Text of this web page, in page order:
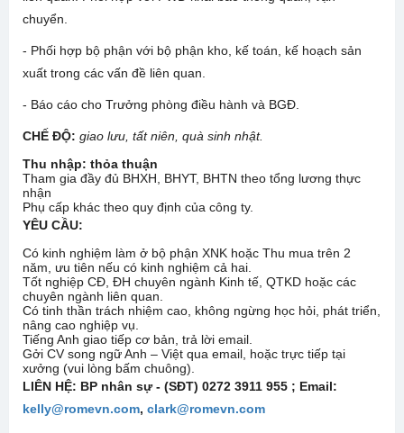
chuyển.
- Phối hợp bộ phận với bộ phận kho, kế toán, kế hoạch sản
xuất trong các vấn đề liên quan.
- Báo cáo cho Trưởng phòng điều hành và BGĐ.
CHẾ ĐỘ: giao lưu, tất niên, quà sinh nhật.
Thu nhập: thỏa thuận
Tham gia đầy đủ BHXH, BHYT, BHTN theo tổng lương thực
nhận
Phụ cấp khác theo quy định của công ty.
YÊU CẦU:
Có kinh nghiệm làm ở bộ phận XNK hoặc Thu mua trên 2
năm, ưu tiên nếu có kinh nghiệm cả hai.
Tốt nghiệp CĐ, ĐH chuyên ngành Kinh tế, QTKD hoặc các
chuyên ngành liên quan.
Có tinh thần trách nhiệm cao, không ngừng học hỏi, phát triển,
nâng cao nghiệp vụ.
Tiếng Anh giao tiếp cơ bản, trả lời email.
Gởi CV song ngữ Anh – Việt qua email, hoặc trực tiếp tại
xưởng (vui lòng bấm chuông).
LIÊN HỆ: BP nhân sự - (SĐT) 0272 3911 955 ; Email:
kelly@romevn.com, clark@romevn.com